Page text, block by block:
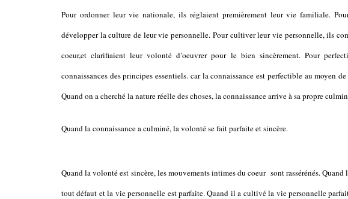
Pour ordonner leur vie nationale, ils réglaient premièrement leur vie familiale.
développer la culture de leur vie personnelle. Pour cultiver leur vie personnelle, ils
coeur,et clarifiaient leur volonté d’oeuvrer pour le bien sincèrement. Pour
connaissances des principes essentiels. car la connaissance est perfectible au moyen
Quand on a cherché la nature réelle des choses, la connaissance arrive à sa propre
Quand la connaissance a culminé, la volonté se fait parfaite et sincère.
Quand la volonté est sincère, les mouvements intimes du coeur sont rassérénés.
tout défaut et la vie personnelle est parfaite. Quand il a cultivé la vie personnelle